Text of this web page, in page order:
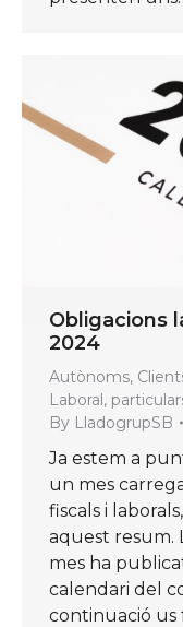
Obligacions
2024
Autònoms,
Laboral,
By LladogrupSB
Ja estem a
un mes
fiscals i
aquest resum.
mes ha
calendari del
continuació us